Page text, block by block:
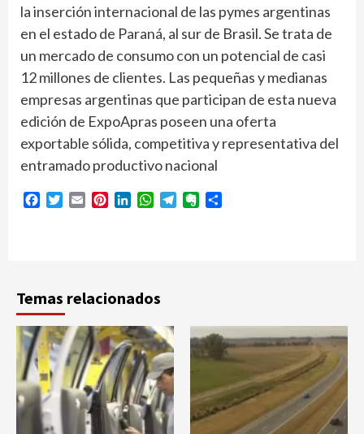
la inserción internacional de las pymes argentinas
en el estado de Paraná, al sur de Brasil. Se trata de
un mercado de consumo con un potencial de casi
12 millones de clientes. Las pequeñas y medianas
empresas argentinas que participan de esta nueva
edición de ExpoApras poseen una oferta
exportable sólida, competitiva y representativa del
entramado productivo nacional
Facebook
Twitter
Email PinterestLinkedInWhatsApp
TelegramEvernote
Temas relacionados